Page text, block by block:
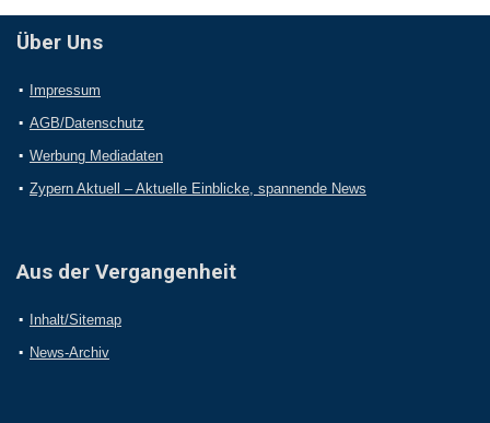
Über Uns
Impressum
AGB/Datenschutz
Werbung Mediadaten
Zypern Aktuell – Aktuelle Einblicke, spannende News
Aus der Vergangenheit
Inhalt/Sitemap
News-Archiv